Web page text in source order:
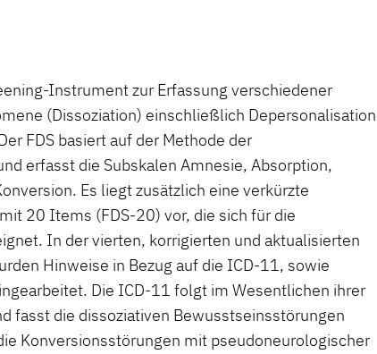
Instrument zur Erfassung verschiedener
(Dissoziation) einschließlich Depersonalisation
FDS basiert auf der Methode der
erfasst die Subskalen Amnesie, Absorption,
Es liegt zusätzlich eine verkürzte
20 Items (FDS-20) vor, die sich für die
In der vierten, korrigierten und aktualisierten
Hinweise in Bezug auf die ICD-11, sowie
Die ICD-11 folgt im Wesentlichen ihrer
fasst die dissoziativen Bewusstseinsstörungen
Konversionsstörungen mit pseudoneurologischer